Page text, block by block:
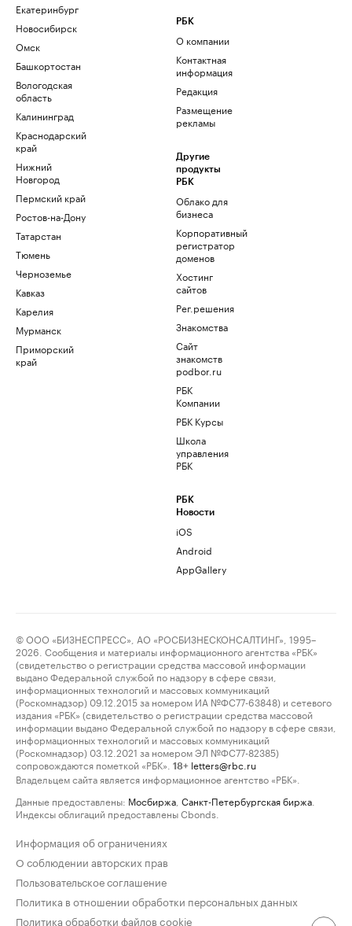
Екатеринбург
Новосибирск
Омск
Башкортостан
Вологодская
область
Калининград
Краснодарский
край
Нижний
Новгород
Пермский край
Ростов-на-Дону
Татарстан
Тюмень
Черноземье
Кавказ
Карелия
Мурманск
Приморский
край
РБК
О компании
Контактная
информация
Редакция
Размещение
рекламы
Другие
продукты
РБК
Облако для
бизнеса
Корпоративный
регистратор
доменов
Хостинг
сайтов
Рег.решения
Знакомства
Сайт
знакомств
podbor.ru
РБК
Компании
РБК Курсы
Школа
управления
РБК
РБК
Новости
iOS
Android
AppGallery
© ООО «БИЗНЕСПРЕСС», АО «РОСБИЗНЕСКОНСАЛТИНГ», 1995–
2026. Сообщения и материалы информационного агентства «РБК»
(свидетельство о регистрации средства массовой информации
выдано Федеральной службой по надзору в сфере связи,
информационных технологий и массовых коммуникаций
(Роскомнадзор) 09.12.2015 за номером ИА №ФС77-63848) и сетевого
издания «РБК» (свидетельство о регистрации средства массовой
информации выдано Федеральной службой по надзору в сфере связи,
информационных технологий и массовых коммуникаций
(Роскомнадзор) 03.12.2021 за номером ЭЛ №ФС77-82385)
сопровождаются пометкой «РБК».
18+ letters@rbc.ru
Владельцем сайта является информационное агентство «РБК».
Данные предоставлены: Мосбиржа Санкт-Петербургская биржа
Индексы облигаций предоставлены Cbonds.
Информация об ограничениях
О соблюдении авторских прав
Пользовательское соглашение
Политика в отношении обработки персональных данных
Политика обработки файлов cookie